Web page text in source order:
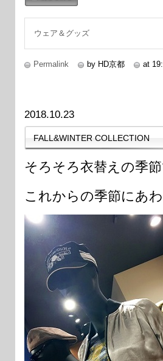
ウェア＆グッズ
Permalink by HD京都 at
2018.10.23
FALL&WINTER COLLECTION
そろそろ衣替えの季節
これからの季節にあ